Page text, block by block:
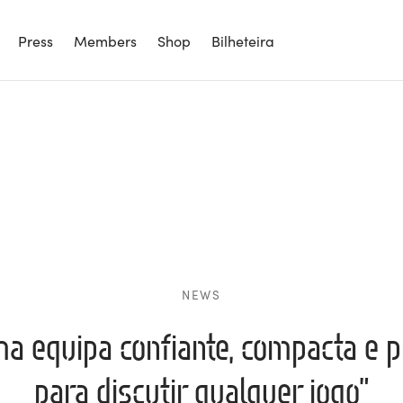
Press Members Shop Bilheteira
NEWS
equipa confiante, compacta e
para discutir qualquer jogo”